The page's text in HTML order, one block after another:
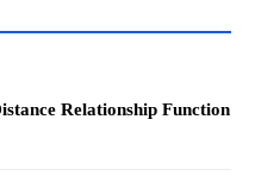
Relationship Function